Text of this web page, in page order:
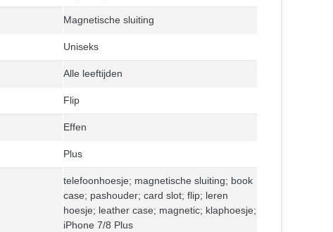
Magnetische sluiting
Uniseks
Alle leeftijden
Flip
Effen
Plus
telefoonhoesje; magnetische sluiting; book
case; pashouder; card slot; flip; leren
hoesje; leather case; magnetic; klaphoesje;
iPhone 7/8 Plus